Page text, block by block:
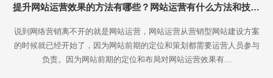
提升网站运营效果的方法有哪些？网站运营有什么方法和技巧？
说到网络营销离不开的就是网站运营，网站运营从营销型网站建设方案
的时候就已经开始了，因为网站前期的定位和策划都需要运营人员参与
负责。因为网站前期的定位和布局对网站运营效果有...